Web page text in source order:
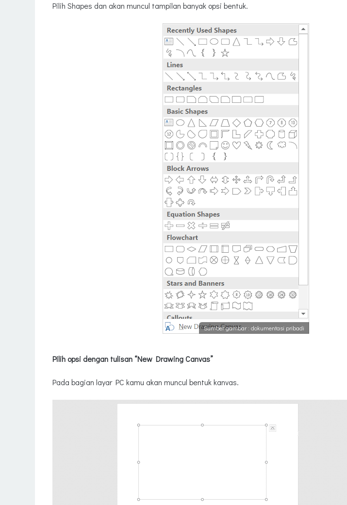
Pilih Shapes dan akan muncul tampilan banyak opsi bentuk.
Sumber gambar : dokumentasi pribadi
Pilih opsi dengan tulisan “New Drawing Canvas”
Pada bagian layar PC kamu akan muncul bentuk kanvas.